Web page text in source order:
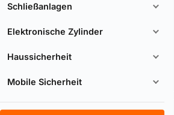
Schließanlagen
Elektronische Zylinder
Haussicherheit
Mobile Sicherheit